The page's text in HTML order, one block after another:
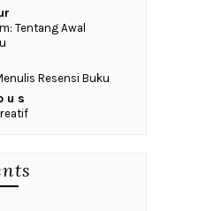
Tentang Awal
Resensi Buku
u s